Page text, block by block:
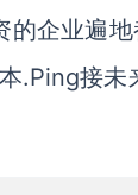
的企业遍
.Ping接